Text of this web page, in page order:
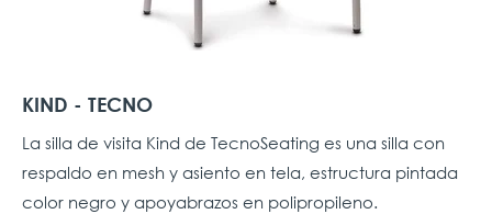
KIND - TECNO
La silla de visita Kind de TecnoSeating es una silla con
respaldo en mesh y asiento en tela, estructura pintada
color negro y apoyabrazos en polipropileno.